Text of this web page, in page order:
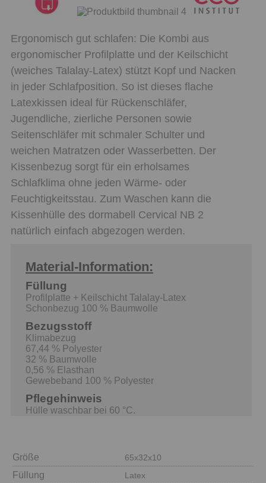
Ergonomisch gut schlafen: Die Kombi aus
ergonomischer Profilplatte und der Keilschicht
(weiches Talalay-Latex) stützt Kopf und Nacken
in jeder Schlafposition. So ist dieses flache
Latexkissen ideal für Rückenschläfer,
Jugendliche, zierliche Personen sowie
Seitenschläfer mit schmaler Schulter und
weichen Matratzen oder Wasserbetten. Der
Kissenbezug sorgt für ein erholsames
Schlafklima ohne jeden Wärme- oder
Feuchtigkeitsstau. Zum Waschen kann die
Kissenhülle des dormabell Cervical NB 2
natürlich einfach abgezogen werden.
Material-Information:
Füllung
Profilplatte + Keilschicht Talalay-Latex
Schonbezug 100 % Baumwolle
Bezugsstoff
Klimabezug
67,44 % Polyester
32 % Baumwolle
0,56 % Elasthan
Gewebeband 100 % Polyester
Pflegehinweis
Hülle waschbar bei 60 °C.
Größe 65x32x10
Füllung Latex